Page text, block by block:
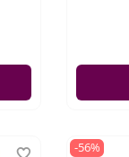
-56%